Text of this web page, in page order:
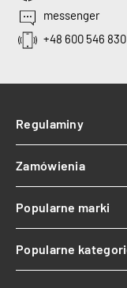
messenger
+48 600 546 830
Regulaminy
Zamówienia
Popularne marki
Popularne